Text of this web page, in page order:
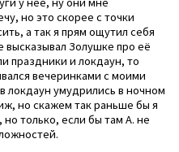
но это скорее с точки
а так я прям ощутил себя
Золушке про её
праздники и локдаун, то
вечеринками с моими
локдаун умудрились в ночном
но скажем так раньше бы я
только, если бы там А. не